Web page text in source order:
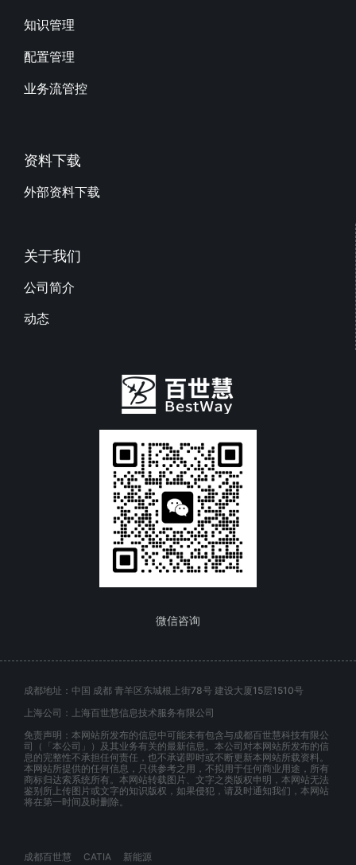
知识管理
配置管理
业务流管控
资料下载
外部资料下载
关于我们
公司简介
动态
微信咨询
成都地址：中国 成都 青羊区东城根上街78号 建设大厦15层1510号
上海公司：上海百世慧信息技术服务有限公司
免责声明：本网站所发布的信息中可能未有包含与成都百世慧科技有限公
司（「本公司」）及其业务有关的最新信息。本公司对本网站所发布的信
息的完整性不承担任何责任，也不承诺即时或不断更新本网站所载资料。
本网站所提供的任何信息，只供参考之用，不拟用于任何商业用途，所有
商标归达索系统所有。本网站转载图片、文字之类版权申明，本网站无法
鉴别所上传图片或文字的知识版权，如果侵犯，请及时通知我们，本网站
将在第一时间及时删除。
成都百世慧 CATIA 新能源